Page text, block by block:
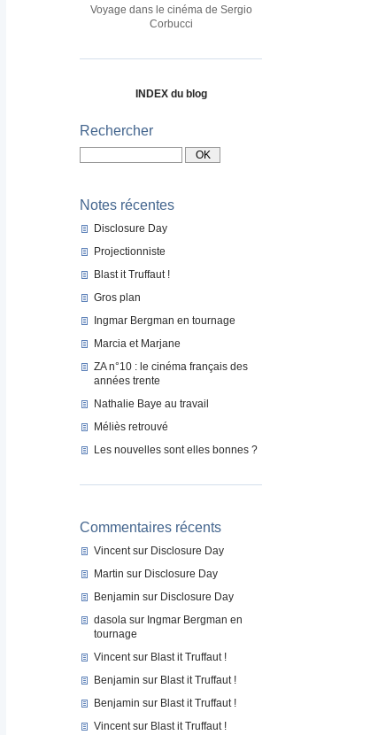
Voyage dans le cinéma de Sergio
Corbucci
INDEX du blog
Rechercher
Notes récentes
Disclosure Day
Projectionniste
Blast it Truffaut !
Gros plan
Ingmar Bergman en tournage
Marcia et Marjane
ZA n°10 : le cinéma français des
années trente
Nathalie Baye au travail
Méliès retrouvé
Les nouvelles sont elles bonnes ?
Commentaires récents
Vincentsur Disclosure Day
Martin sur Disclosure Day
Benjamin sur Disclosure Day
dasola sur Ingmar Bergman en
tournage
Vincentsur Blast it Truffaut !
Benjamin sur Blast it Truffaut !
Benjamin sur Blast it Truffaut !
Vincentsur Blast it Truffaut !